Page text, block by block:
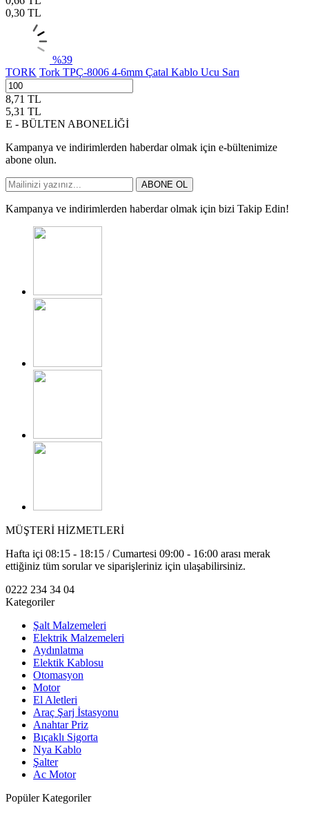
0,30 TL
%39
TORK Tork TPÇ-8006 4-6mm Çatal Kablo Ucu Sarı
8,71 TL
5,31 TL
E - BÜLTEN ABONELİĞİ
Kampanya ve indirimlerden haberdar olmak için e-bültenimize
abone olun.
ABONE OL
Kampanya ve indirimlerden haberdar olmak için bizi Takip Edin!
MÜŞTERİ HİZMETLERİ
Hafta içi 08:15 - 18:15 / Cumartesi 09:00 - 16:00 arası merak
ettiğiniz tüm sorular ve siparişleriniz için ulaşabilirsiniz.
0222 234 34 04
Kategoriler
Şalt Malzemeleri
Elektrik Malzemeleri
Aydınlatma
Elektik Kablosu
Otomasyon
Motor
El Aletleri
Araç Şarj İstasyonu
Anahtar Priz
Bıçaklı Sigorta
Nya Kablo
Şalter
Ac Motor
Popüler Kategoriler